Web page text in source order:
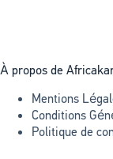
À propos de
Mentions
Conditions
Politique de